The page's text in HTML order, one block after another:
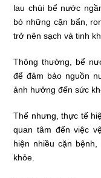
lau chùi bể nước
bỏ những cặn bẩn,
trở nên sạch và tinh
Thông thường, bể
để đảm bảo nguồn
ảnh hưởng đến sức
Thế nhưng, thực tế
quan tâm đến việc
hiện nhiều cặn
khỏe.